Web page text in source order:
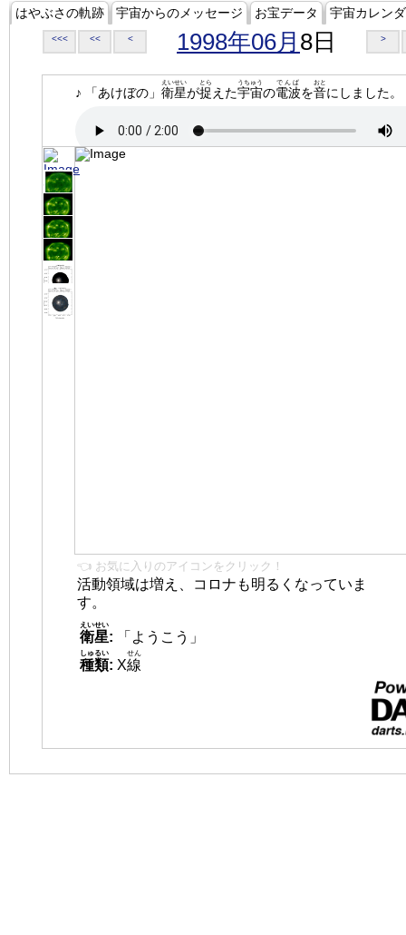
はやぶさの軌跡 宇宙からのメッセージ お宝データ 宇宙カレン
<<< << < 1998年06月 8日 >
♪ 「あけぼの」 衛星
えいせい
が捉
とら
えた宇宙
うちゅう
の電波
でんぱ
を音
おと
にしました。
👈 お気に入りのアイコンをクリック！
活動領域は増え、コロナも明るくなっていま
す。
衛星
えいせい
:
「ようこう」
種類
しゅるい
: X線
せん